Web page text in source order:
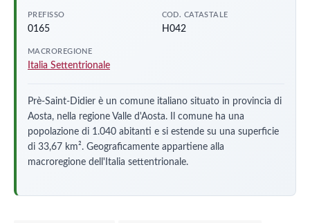
PREFISSO
0165
COD. CATASTALE
H042
MACROREGIONE
Italia Settentrionale
Prè-Saint-Didier è un comune italiano situato in provincia di
Aosta, nella regione Valle d'Aosta. Il comune ha una
popolazione di 1.040 abitanti e si estende su una superficie
di 33,67 km². Geograficamente appartiene alla
macroregione dell'Italia settentrionale.